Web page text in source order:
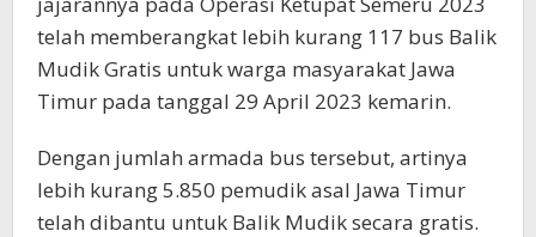
telah memberangkat lebih kurang 117 bus Balik
Mudik Gratis untuk warga masyarakat Jawa
Timur pada tanggal 29 April 2023 kemarin.
Dengan jumlah armada bus tersebut, artinya
lebih kurang 5.850 pemudik asal Jawa Timur
telah dibantu untuk Balik Mudik secara gratis.